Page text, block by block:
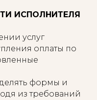
ИСПОЛНИТЕЛЯ
услуг
оплаты по
формы и
из требований